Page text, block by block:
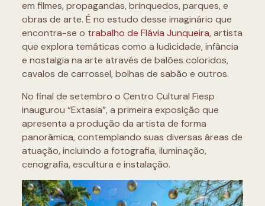
em filmes, propagandas, brinquedos, parques, e
obras de arte. É no estudo desse imaginário que
encontra-se o trabalho de Flávia Junqueira, artista
que explora temáticas como a ludicidade, infância
e nostalgia na arte através de balões coloridos,
cavalos de carrossel, bolhas de sabão e outros.
No final de setembro o Centro Cultural Fiesp
inaugurou “Extasia”, a primeira exposição que
apresenta a produção da artista de forma
panorâmica, contemplando suas diversas áreas de
atuação, incluindo a fotografia, iluminação,
cenografia, escultura e instalação.